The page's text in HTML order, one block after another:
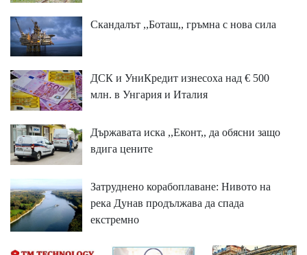
Скандалът ,,Боташ,, гръмна с нова сила
ДСК и УниКредит изнесоха над € 500
млн. в Унгария и Италия
Държавата иска ,,Еконт,, да обясни защо
вдига цените
Затруднено корабоплаване: Нивото на
река Дунав продължава да спада
екстремно